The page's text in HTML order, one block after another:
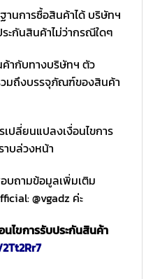
นการซื้อสินค้าได้ บริษัทฯ
ะกันสินค้าไม่ว่ากรณีใดๆ
ากับทางบริษัทฯ ตัว
มถึงบรรจุภัณฑ์ของสินค้า
ปลี่ยนแปลงเงื่อนไขการ
าบล่วงหน้า
บถามข้อมูลเพิ่มเติม
@vgadz ค่ะ
นไขการรับประกันสินค้า